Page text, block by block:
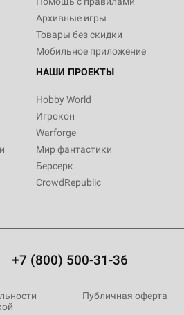
Архивные игры
Товары без скидки
Мобильное приложение
НАШИ ПРОЕКТЫ
Hobby World
Игрокон
Warforge
Мир фантастики
Берсерк
CrowdRepublic
+7 (800) 500-31-36
Публичная оферта